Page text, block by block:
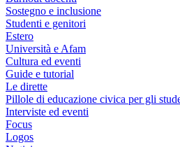
Sostegno e inclusione
Studenti e genitori
Estero
Università e Afam
Cultura ed eventi
Guide e tutorial
Le dirette
Pillole di educazione civica per gli
Interviste ed eventi
Focus
Logos